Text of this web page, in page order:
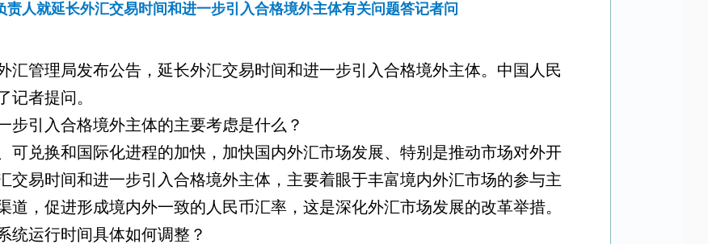
责人就延长外汇交易时间和进一步引入合格境外主体有关问题答记者问
汇管理局发布公告，延长外汇交易时间和进一步引入合格境外主体。中国人民
记者提问。
步引入合格境外主体的主要考虑是什么？
可兑换和国际化进程的加快，加快国内外汇市场发展、特别是推动市场对外开
交易时间和进一步引入合格境外主体，主要着眼于丰富境内外汇市场的参与主
道，促进形成境内外一致的人民币汇率，这是深化外汇市场发展的改革举措。
统运行时间具体如何调整？